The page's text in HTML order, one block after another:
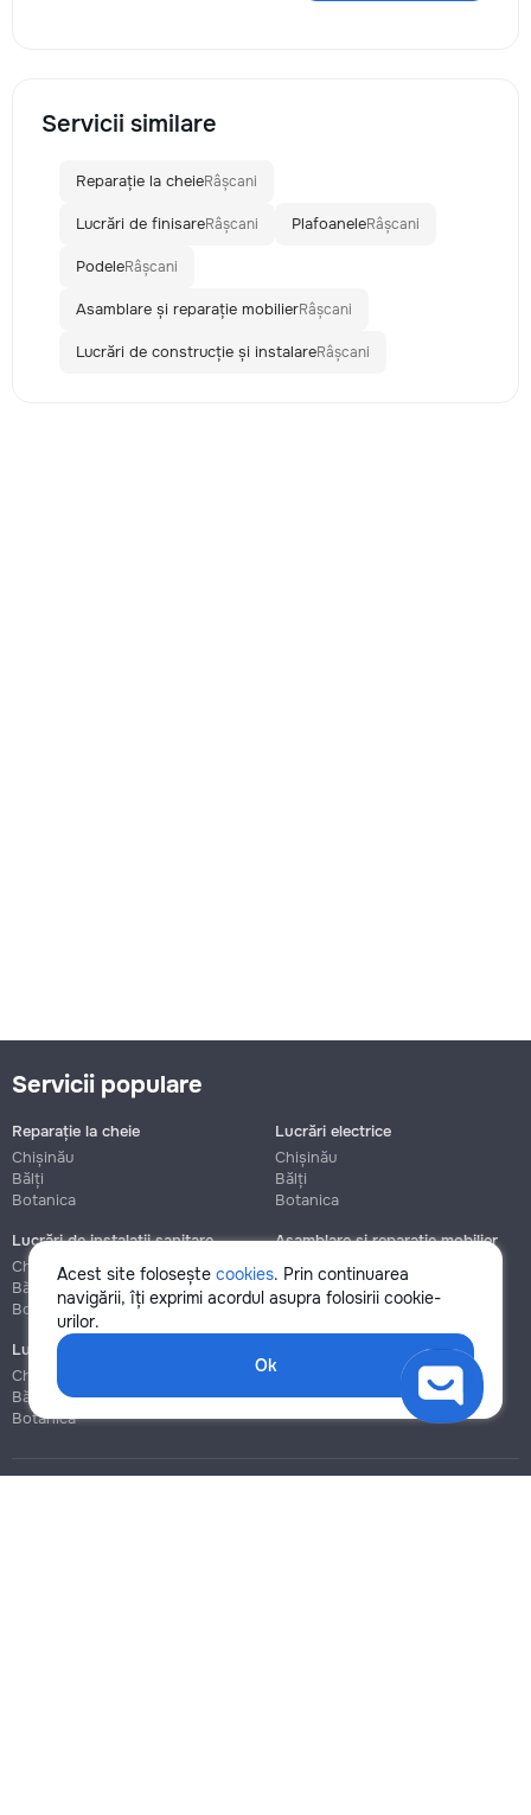
Servicii similare
Reparație la cheieRâșcani
Lucrări de finisareRâșcani PlafoaneleRâșcani
PodeleRâșcani
Asamblare și reparație mobilierRâșcani
Lucrări de construcție și instalareRâșcani
Acest site folosește cookies. Prin continuarea
navigării, îți exprimi acordul asupra folosirii cookie-
urilor.
Ok
Servicii populare
Reparație la cheie
Chișinău
Bălți
Botanica
Lucrări electrice
Chișinău
Bălți
Botanica
Lucrări de instalații sanitare
Chișinău
Bălți
Botanica
Asamblare și reparație mobilier
Chișinău
Botanica
Lucrări de construcție și instalare
Chișinău
Bălți
Botanica